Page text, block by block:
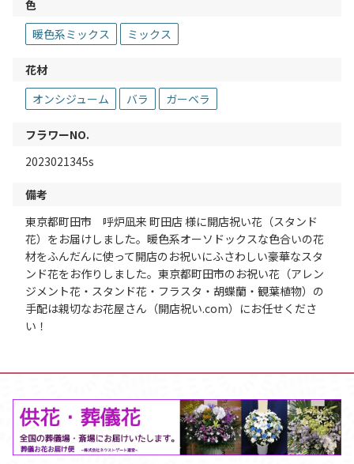
色
暖色系ミックス
ミックス
花材
オンシジューム
バラ ガーベラ
フラワーNO.
2023021345s
備考
東京都町田市 呼炉凪来 町田店 様に開店祝い花（スタンド
花）をお届けしました。暖色系オーソドックスな色合いの花
材をふんだんに使って開店のお祝いにふさわしい豪華なスタ
ンド花をお作りしました。東京都町田市のお祝い花（アレン
ジメント花・スタンド花・フラスタ・胡蝶蘭・観葉植物）の
手配は親切なお花屋さん（開店祝い.com）にお任せくださ
い！